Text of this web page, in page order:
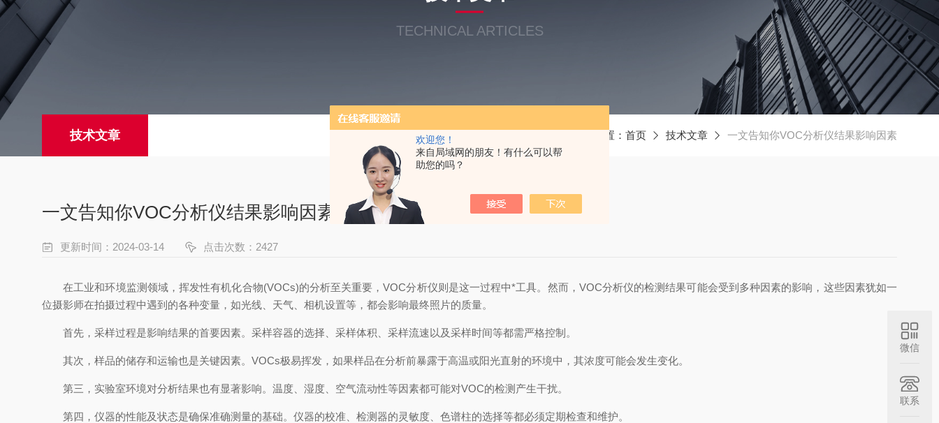
欢迎您！
来自局域网的朋友！有什么可以帮
助您的吗？
TECHNICAL ARTICLES
技术文章 当前位置： 首页 技术文章 一文告知你VOC分析仪结果影响因素
一文告知你VOC分析仪结果影响因素
更新时间：2024-03-14 点击次数：2427
在工业和环境监测领域，挥发性有机化合物(VOCs)的分析至关重要，VOC分析仪则是这一过程中*工具。然而，VOC分析仪的检测结果可能会受到多种因素的影响，这些因素犹如一
位摄影师在拍摄过程中遇到的各种变量，如光线、天气、相机设置等，都会影响最终照片的质量。
首先，采样过程是影响结果的首要因素。采样容器的选择、采样体积、采样流速以及采样时间等都需严格控制。
其次，样品的储存和运输也是关键因素。VOCs极易挥发，如果样品在分析前暴露于高温或阳光直射的环境中，其浓度可能会发生变化。
第三，实验室环境对分析结果也有显著影响。温度、湿度、空气流动性等因素都可能对VOC的检测产生干扰。
第四，仪器的性能及状态是确保准确测量的基础。仪器的校准、检测器的灵敏度、色谱柱的选择等都必须定期检查和维护。
微信
联系